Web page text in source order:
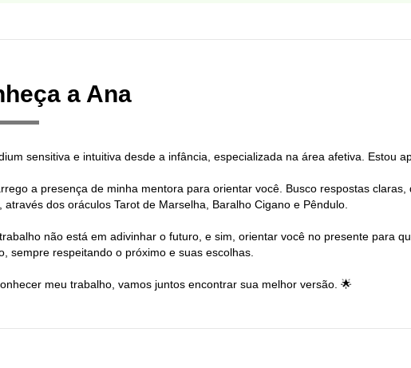
a Ana
sensitiva e intuitiva desde a infância, especializada na área afetiva. Estou
a presença de minha mentora para orientar você. Busco respostas claras,
através dos oráculos Tarot de Marselha, Baralho Cigano e Pêndulo.
não está em adivinhar o futuro, e sim, orientar você no presente para
sempre respeitando o próximo e suas escolhas.
meu trabalho, vamos juntos encontrar sua melhor versão. 🌟